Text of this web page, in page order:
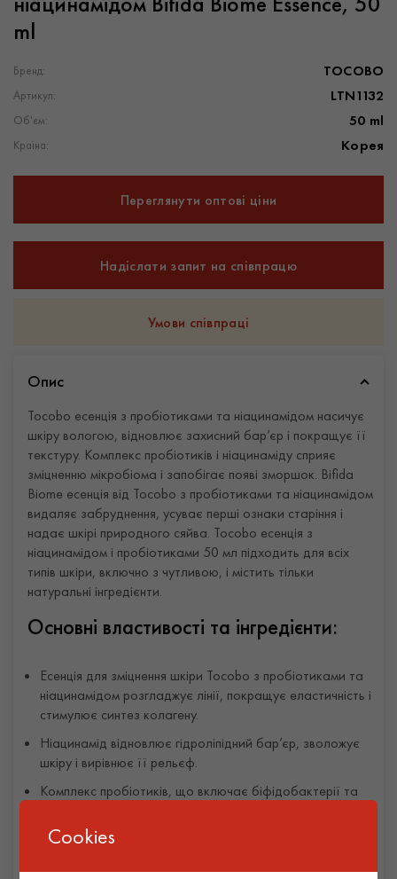
ml
Бренд: TOCOBO
Артикул: LTN1132
Об'єм: 50 ml
Країна: Корея
Переглянути оптові ціни
Надіслати запит на співпрацю
Умови співпраці
Опис
Tocobo есенція з пробіотиками та ніацинамідом насичує
шкіру вологою, відновлює захисний бар’єр і покращує її
текстуру. Комплекс пробіотиків і ніацинаміду сприяє
зміцненню мікробіома і запобігає появі зморшок. Bifida
Biome есенція від Tocobo з пробіотиками та ніацинамідом
видаляє забруднення, усуває перші ознаки старіння і
надає шкірі природного сяйва. Tocobo есенція з
ніацинамідом і пробіотиками 50 мл підходить для всіх
типів шкіри, включно з чутливою, і містить тільки
натуральні інгредієнти.
Основні властивості та інгредієнти:
Есенція для зміцнення шкіри Tocobo з пробіотиками та
ніацинамідом розгладжує лінії, покращує еластичність і
стимулює синтез колагену.
Ніацинамід відновлює гідроліпідний бар’єр, зволожує
шкіру і вирівнює її рельєф.
Комплекс пробіотиків, що включає біфідобактерії та
від зовнішніх чинників.
Cookies